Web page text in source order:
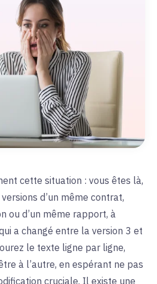
cette situation : vous êtes là,
d’un même contrat,
ou d’un même rapport, à
a changé entre la version 3 et
le texte ligne par ligne,
à l’autre, en espérant ne pas
cruciale. Il existe une